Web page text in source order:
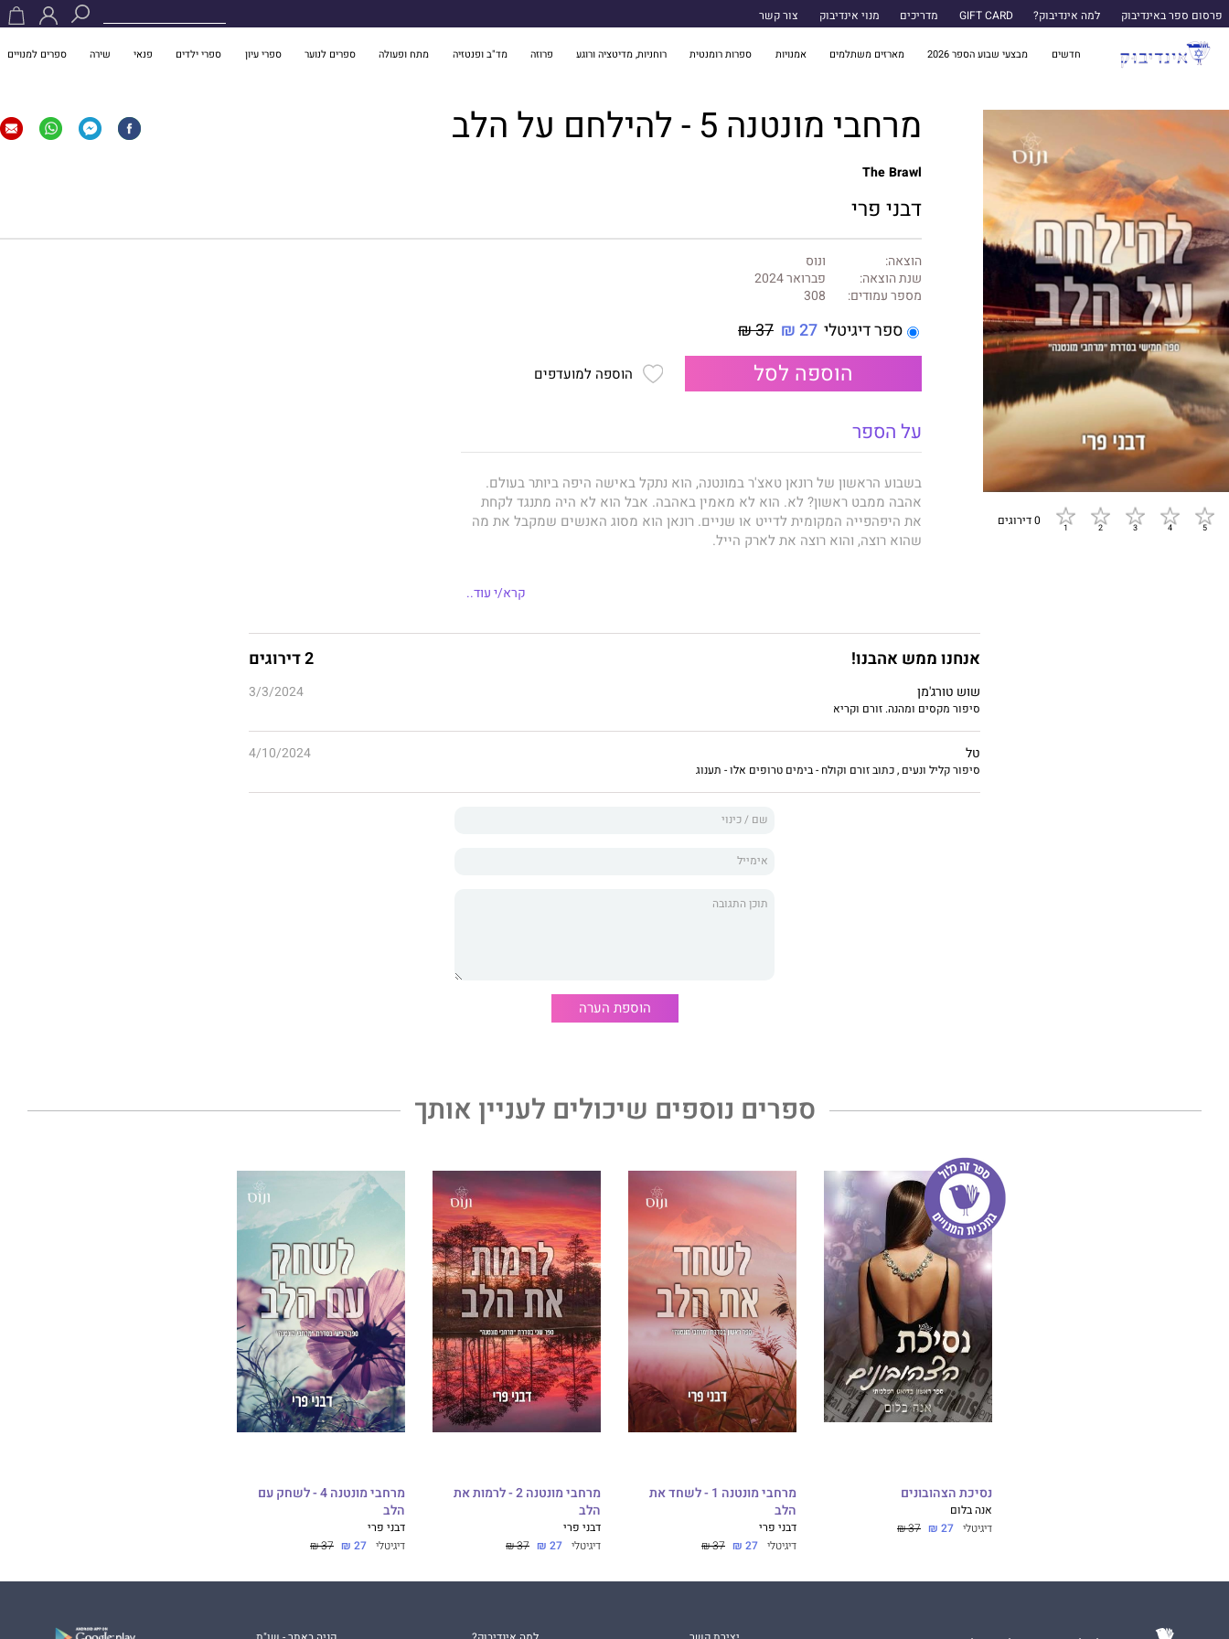
פרסום ספר באינדיבוק למה אינדיבוק? GIFT CARD מדריכים מנוי אינדיבוק צור קשר
חדשים מבצעי שבוע הספר 2026 מארזים משתלמים אמנויות ספרות רומנטית רוחניות, מדיטציה ורוגע פרוזה מד"ב ופנטזיה מתח ופעולה ספרים לנוער ספרי עיון ספרי ילדים פנאי שירה ספרים למנויים
0 דירוגים
מרחבי מונטנה 5 - להילחם על הלב
The Brawl
דבני פרי
הוצאה:
ונוס
שנת הוצאה:
פברואר 2024
מספר עמודים:
308
ספר דיגיטלי 27 ₪
37 ₪
הוספה לסל הוספה למועדפים
על הספר
בשבוע הראשון של רונאן טאצ'ר במונטנה, הוא נתקל באישה היפה ביותר בעולם.
אהבה ממבט ראשון? לא. הוא לא מאמין באהבה. אבל הוא לא היה מתנגד לקחת
את היפהפייה המקומית לדייט או שניים. רונאן הוא מסוג האנשים שמקבל את מה
שהוא רוצה, והוא רוצה את לארק הייל.
הפעם האחרונה שרונאן נדחה הייתה, ובכן... מעולם לא. ובכל זאת, לארק דוחה אותו
בהינף יד ומבלי להניד עפעף.
ציונים הרוס, שבטוח יהרוס גם את עתידה. הוא מתכוון לתת לה הרצאה על היותה
דרמטית, אך מגלה שהמורה שהיא רוצה לתבוע – היא לארק.
לארק, וזה יתפוס אותה בוודאות.
קרא/י עוד..
אנחנו ממש אהבנו! 2 דירוגים
שוש טורג'מן 3/3/2024
סיפור מקסים ומהנה. זורם וקריא
טל 4/10/2024
סיפור קליל ונעים , כתוב זורם וקולח - בימים טרופים אלו - תענוג
הוספת הערה
ספרים נוספים שיכולים לעניין אותך
נסיכת הצהובונים
אנה בלום
דיגיטלי 27 ₪
37 ₪
מרחבי מונטנה 1 - לשחד את
הלב
דבני פרי
דיגיטלי 27 ₪
37 ₪
מרחבי מונטנה 2 - לרמות את
הלב
דבני פרי
דיגיטלי 27 ₪
37 ₪
מרחבי מונטנה 4 - לשחק עם
הלב
דבני פרי
דיגיטלי 27 ₪
37 ₪